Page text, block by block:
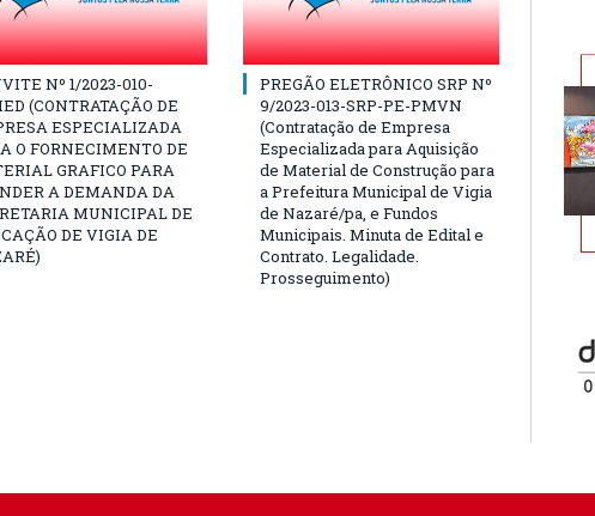
Nº 1/2023-010-
(CONTRATAÇÃO DE
ESPECIALIZADA
O FORNECIMENTO DE
GRAFICO PARA
A DEMANDA DA
MUNICIPAL DE
DE VIGIA DE
PREGÃO ELETRÔNICO SRP Nº
9/2023-013-SRP-PE-PMVN
(Contratação de Empresa
Especializada para Aquisição
de Material de Construção para
a Prefeitura Municipal de Vigia
de Nazaré/pa, e Fundos
Municipais. Minuta de Edital e
Contrato. Legalidade.
Prosseguimento)